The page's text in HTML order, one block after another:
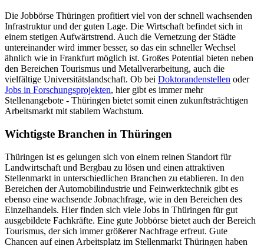
Die Jobbörse Thüringen profitiert viel von der schnell wachsenden
Infrastruktur und der guten Lage. Die Wirtschaft befindet sich in
einem stetigen Aufwärtstrend. Auch die Vernetzung der Städte
untereinander wird immer besser, so das ein schneller Wechsel
ähnlich wie in Frankfurt möglich ist. Großes Potential bieten neben
den Bereichen Tourismus und Metallverarbeitung, auch die
vielfältige Universitätslandschaft. Ob bei Doktorandenstellen oder
Jobs in Forschungsprojekten, hier gibt es immer mehr
Stellenangebote - Thüringen bietet somit einen zukunftsträchtigen
Arbeitsmarkt mit stabilem Wachstum.
Wichtigste Branchen in Thüringen
Thüringen ist es gelungen sich von einem reinen Standort für
Landwirtschaft und Bergbau zu lösen und einen attraktiven
Stellenmarkt in unterschiedlichen Branchen zu etablieren. In den
Bereichen der Automobilindustrie und Feinwerktechnik gibt es
ebenso eine wachsende Jobnachfrage, wie in den Bereichen des
Einzelhandels. Hier finden sich viele Jobs in Thüringen für gut
ausgebildete Fachkräfte. Eine gute Jobbörse bietet auch der Bereich
Tourismus, der sich immer größerer Nachfrage erfreut. Gute
Chancen auf einen Arbeitsplatz im Stellenmarkt Thüringen haben